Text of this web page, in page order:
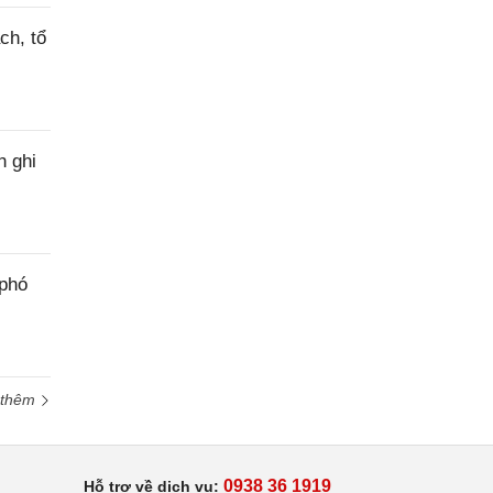
tổ
ghi
Hỗ trợ về dịch vụ: 0938 36 1919